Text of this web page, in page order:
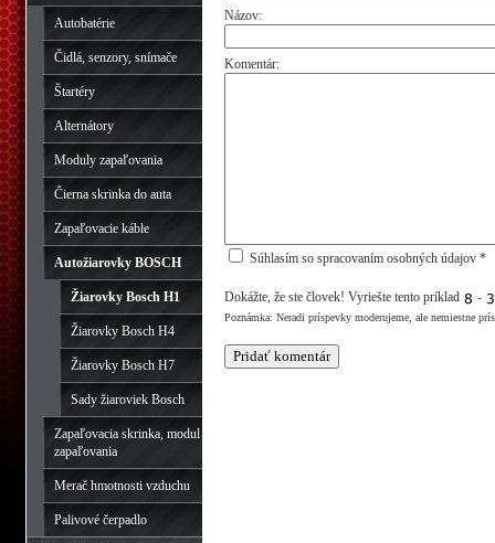
Autobatérie
Čidlá, senzory, snímače
Štartéry
Alternátory
Moduly zapaľovania
Čierna skrinka do auta
Zapaľovacie káble
Autožiarovky BOSCH
Žiarovky Bosch H1
Žiarovky Bosch H4
Žiarovky Bosch H7
Sady žiaroviek Bosch
Zapaľovacia skrinka, modul
zapaľovania
Merač hmotnosti vzduchu
Palivové čerpadlo
Názov:
Komentár:
Súhlasím so spracovaním osobných údajov *
Dokážte, že ste človek! Vyriešte tento príklad -
Poznámka: Neradi príspevky moderujeme, ale nemiestne